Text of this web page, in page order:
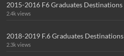
2015-2016 F6 Graduates Destinations
2.4k views
2018-2019 F.6 Graduates Destinations
2.3k views